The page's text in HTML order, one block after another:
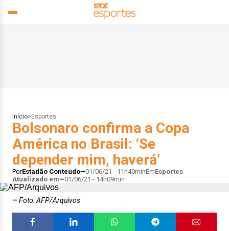
Início> Esportes
Bolsonaro confirma a Copa
América no Brasil: ‘Se
depender mim, haverá’
PorEstadão Conteúdo 01/06/21 - 11h40minEmEsportes
Atualizado em
01/06/21 - 14h09min
Foto: AFP/Arquivos